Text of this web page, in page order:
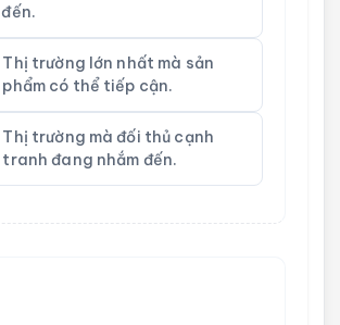
đến.
Thị trường lớn nhất mà sản
phẩm có thể tiếp cận.
Thị trường mà đối thủ cạnh
tranh đang nhắm đến.